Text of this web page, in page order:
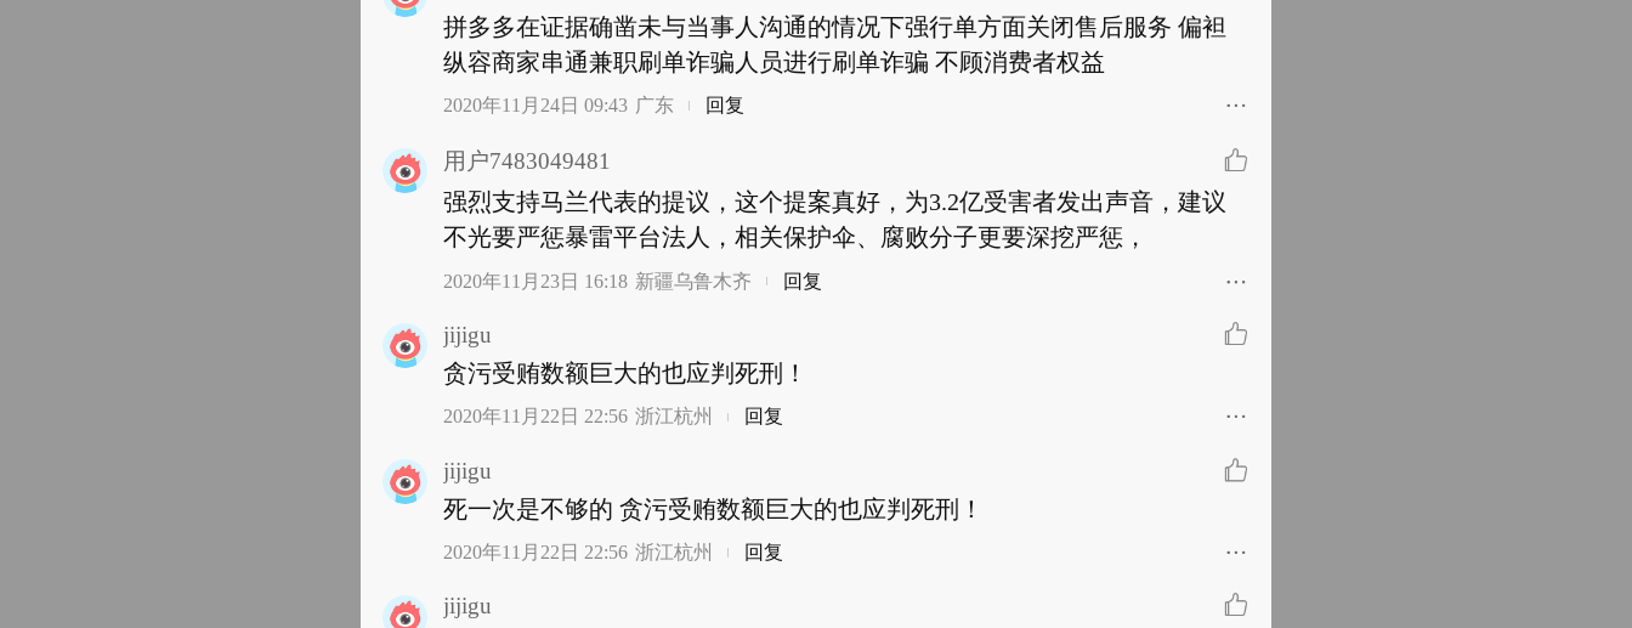
拼多多在证据确凿未与当事人沟通的情况下强行单方面关闭售后服务 偏袒
纵容商家串通兼职刷单诈骗人员进行刷单诈骗 不顾消费者权益
2020年11月24日 09:43 广东 回复
用户7483049481
强烈支持马兰代表的提议，这个提案真好，为3.2亿受害者发出声音，建议
不光要严惩暴雷平台法人，相关保护伞、腐败分子更要深挖严惩，
2020年11月23日 16:18 新疆乌鲁木齐 回复
jijigu
贪污受贿数额巨大的也应判死刑！
2020年11月22日 22:56 浙江杭州 回复
jijigu
死一次是不够的 贪污受贿数额巨大的也应判死刑！
2020年11月22日 22:56 浙江杭州 回复
jijigu